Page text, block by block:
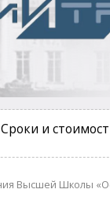
Сроки и
Высшей Школы